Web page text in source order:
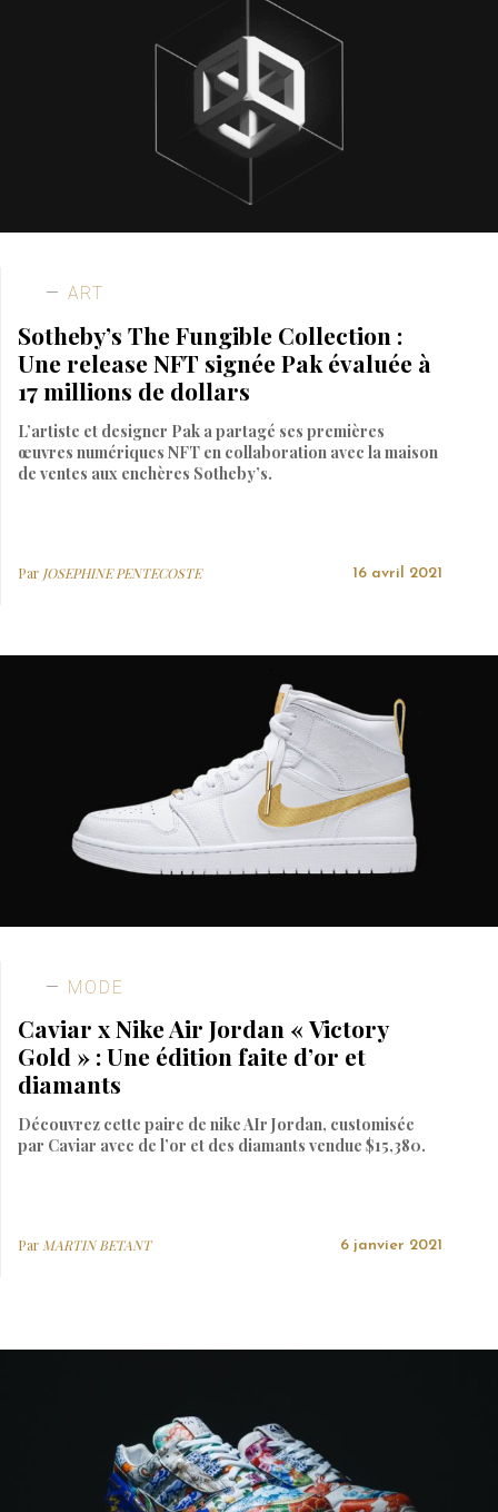
ART
Sotheby’s The Fungible Collection :
Une release NFT signée Pak évaluée à
17 millions de dollars
L’artiste et designer Pak a partagé ses premières
œuvres numériques NFT en collaboration avec la maison
de ventes aux enchères Sotheby’s.
Par JOSEPHINE PENTECOSTE 16 avril 2021
MODE
Caviar x Nike Air Jordan « Victory
Gold » : Une édition faite d’or et
diamants
Découvrez cette paire de nike AIr Jordan, customisée
par Caviar avec de l’or et des diamants vendue $15,380.
ParMARTIN BETANT 6 janvier 2021